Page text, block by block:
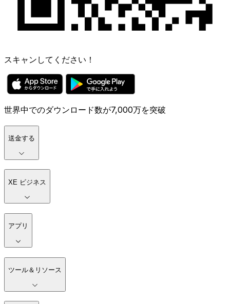
スキャンしてください！
世界中でのダウンロード数が7,000万を突破
送金する
XE ビジネス
アプリ
ツール＆リソース